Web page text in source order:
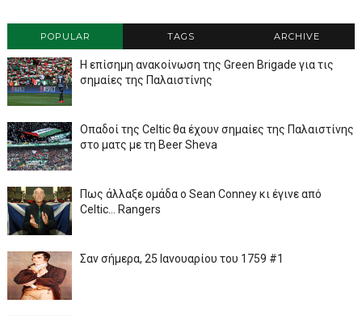
POPULAR TAGS ARCHIVE
Η επίσημη ανακοίνωση της Green Brigade για τις
σημαίες της Παλαιστίνης
Οπαδοί της Celtic θα έχουν σημαίες της Παλαιστίνης
στο ματς με τη Beer Sheva
Πως άλλαξε ομάδα ο Sean Conney κι έγινε από
Celtic... Rangers
Σαν σήμερα, 25 Ιανουαρίου του 1759 #1